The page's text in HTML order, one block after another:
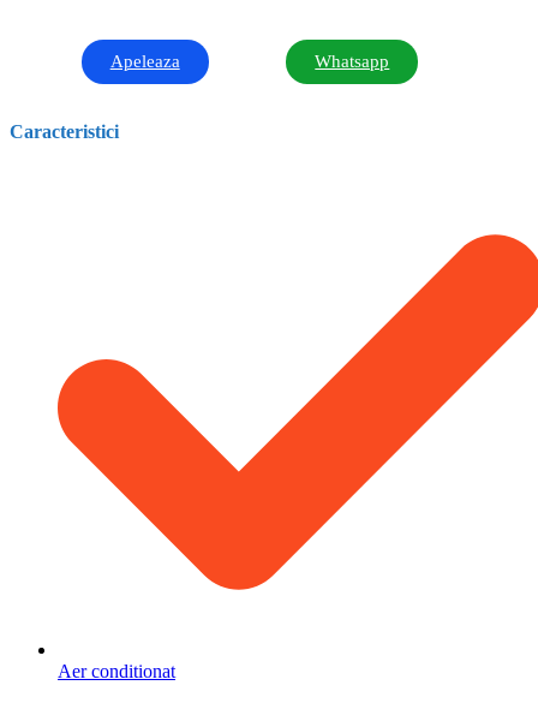
Apeleaza Whatsapp
Caracteristici
Aer conditionat